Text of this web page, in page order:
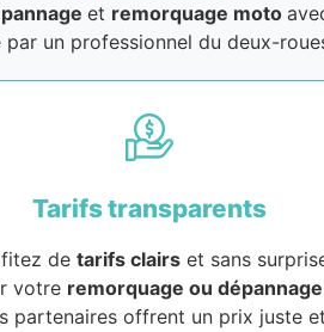
et remorquage moto
par un professionnel du deux-
Tarifs transparents
de tarifs clairs et sans
votre remorquage ou dépannage
partenaires offrent un prix juste et